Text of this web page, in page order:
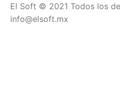
El Soft © 2021 Todos los
info@elsoft.mx